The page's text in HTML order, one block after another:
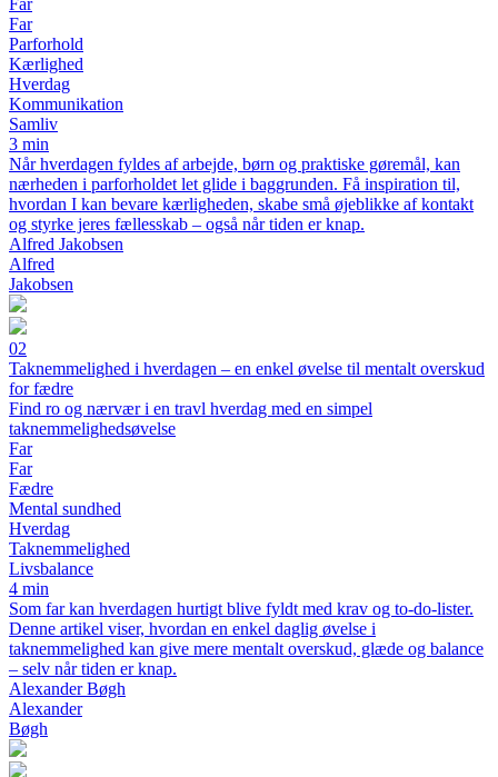
Far
Far
Parforhold
Kærlighed
Hverdag
Kommunikation
Samliv
3 min
Når hverdagen fyldes af arbejde, børn og praktiske gøremål, kan
nærheden i parforholdet let glide i baggrunden. Få inspiration til,
hvordan I kan bevare kærligheden, skabe små øjeblikke af kontakt
og styrke jeres fællesskab – også når tiden er knap.
Alfred Jakobsen
Alfred
Jakobsen
02
Taknemmelighed i hverdagen – en enkel øvelse til mentalt overskud
for fædre
Find ro og nærvær i en travl hverdag med en simpel
taknemmelighedsøvelse
Far
Far
Fædre
Mental sundhed
Hverdag
Taknemmelighed
Livsbalance
4 min
Som far kan hverdagen hurtigt blive fyldt med krav og to-do-lister.
Denne artikel viser, hvordan en enkel daglig øvelse i
taknemmelighed kan give mere mentalt overskud, glæde og balance
– selv når tiden er knap.
Alexander Bøgh
Alexander
Bøgh